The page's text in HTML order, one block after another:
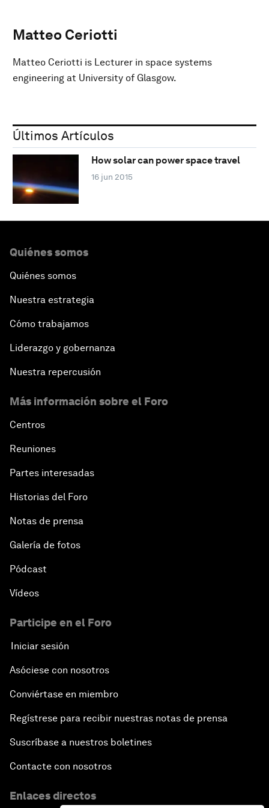
Matteo Ceriotti
Matteo Ceriotti is Lecturer in space systems
engineering at University of Glasgow.
Últimos Artículos
How solar can power space travel
16 jun 2015
Quiénes somos
Quiénes somos
Nuestra estrategia
Cómo trabajamos
Liderazgo y gobernanza
Nuestra repercusión
Más información sobre el Foro
Centros
Reuniones
Partes interesadas
Historias del Foro
Notas de prensa
Galería de fotos
Pódcast
Vídeos
Participe en el Foro
Iniciar sesión
Asóciese con nosotros
Conviértase en miembro
Regístrese para recibir nuestras notas de prensa
Suscríbase a nuestros boletines
Contacte con nosotros
Enlaces directos